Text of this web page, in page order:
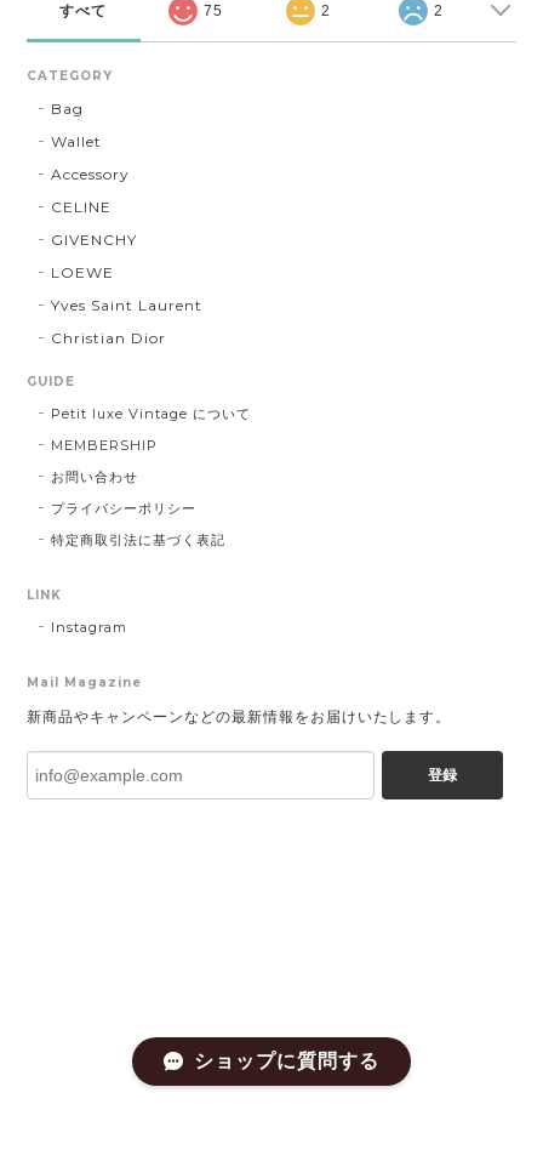
すべて 75 2 2
CATEGORY
Bag
Wallet
Accessory
CELINE
GIVENCHY
LOEWE
Yves Saint Laurent
Christian Dior
GUIDE
Petit luxe Vintage について
MEMBERSHIP
お問い合わせ
プライバシーポリシー
特定商取引法に基づく表記
LINK
Instagram
Mail Magazine
新商品やキャンペーンなどの最新情報をお届けいたします。
登録
ショップに質問する